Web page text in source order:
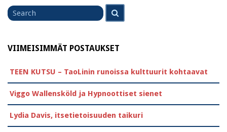
Search
for
VIIMEISIMMÄT POSTAUKSET
TEEN KUTSU – TaoLinin runoissa kulttuurit kohtaavat
Viggo Wallensköld ja Hypnoottiset sienet
Lydia Davis, itsetietoisuuden taikuri